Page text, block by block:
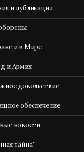
и публикации
и в Мире
и Армия
довольствие
обеспечение
новости
тайна"